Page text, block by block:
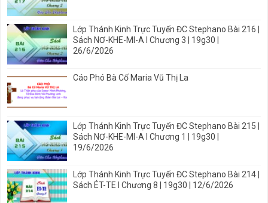
Lớp Thánh Kinh Trực Tuyến ĐC Stephano Bài 216 |
Sách NƠ-KHE-MI-A I Chương 3 | 19g30 |
26/6/2026
Cáo Phó Bà Cố Maria Vũ Thị La
Lớp Thánh Kinh Trực Tuyến ĐC Stephano Bài 215 |
Sách NƠ-KHE-MI-A I Chương 1 | 19g30 |
19/6/2026
Lớp Thánh Kinh Trực Tuyến ĐC Stephano Bài 214 |
Sách ÉT-TE I Chương 8 | 19g30 | 12/6/2026